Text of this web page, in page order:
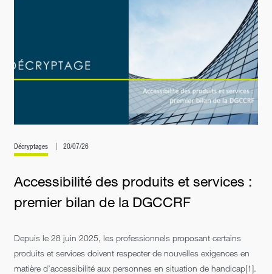
Décryptages 20/07/26
Accessibilité des produits et services :
premier bilan de la DGCCRF
Depuis le 28 juin 2025, les professionnels proposant certains
produits et services doivent respecter de nouvelles exigences en
matière d’accessibilité aux personnes en situation de handicap[1].